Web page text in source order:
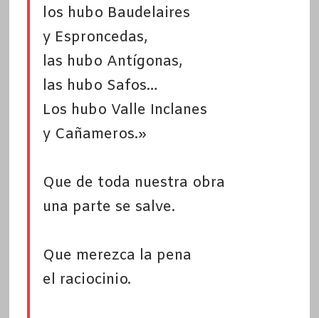
los hubo Baudelaires
y Esproncedas,
las hubo Antígonas,
las hubo Safos…
Los hubo Valle Inclanes
y Cañameros.»
Que de toda nuestra obra
una parte se salve.
Que merezca la pena
el raciocinio.